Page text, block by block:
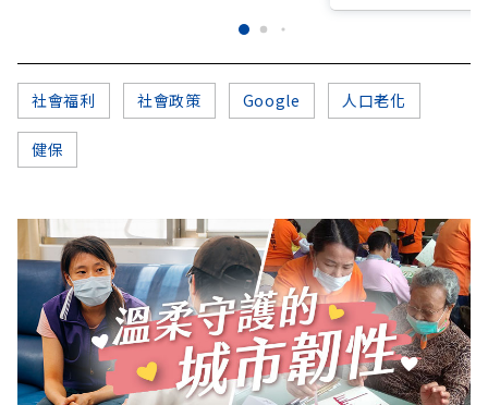
社會福利 社會政策 Google 人口老化
健保